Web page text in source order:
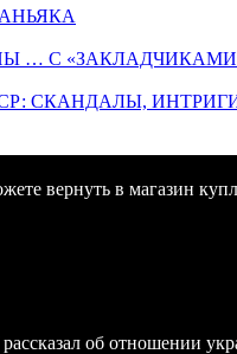
… С
СКАНДАЛЫ,
вернуть в магазин
об отношении